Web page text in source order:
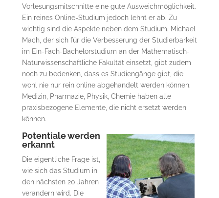
Vorlesungsmitschnitte eine gute Ausweichmöglichkeit.
Ein reines Online-Studium jedoch lehnt er ab. Zu
wichtig sind die Aspekte neben dem Studium. Michael
Mach, der sich für die Verbesserung der Studierbarkeit
im Ein-Fach-Bachelorstudium an der Mathematisch-
Naturwissenschaftliche Fakultät einsetzt, gibt zudem
noch zu bedenken, dass es Studiengänge gibt, die
wohl nie nur rein online abgehandelt werden können.
Medizin, Pharmazie, Physik, Chemie haben alle
praxisbezogene Elemente, die nicht ersetzt werden
können.
Potentiale werden
erkannt
Die eigentliche Frage ist,
wie sich das Studium in
den nächsten 20 Jahren
verändern wird. Die